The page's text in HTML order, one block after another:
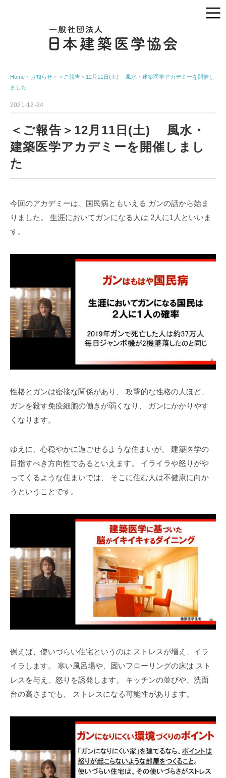
Home › お知らせ ›
＜ご報告＞12月11日(土) 風水・建築医学アカデミーを開催し
ました
2021-12-24
＜ご報告＞12月11日(土) 風水・
建築医学アカデミーを開催しまし
た
今回のアカデミーは、国民病ともいえる ガンの話から始ま
りました。
生涯においてガンになる人は 2人に1人といいま
す。
性格とガンは密接な関係があり、
攻撃的な性格の人ほど、
ガンを殺す免疫細胞の働きが弱くなり、
ガンにかかりやす
くなります。
ゆえに、心穏やかに過ごせるような住まいが、
建築医学の
目指すべき方向性であるといえます。
イライラや怒りがや
ってくるような住まいでは、
そこに住む人は不健康に向か
うということです。
例えば、使いづらい住宅というのは ストレスが増え、イラ
イラします。
寒い風呂場や、固いフローリングの床は スト
レスを与え、怒りを誘発します。
キッチンの並びや、洗面
台の高さまでも、
ストレスになる可能性があります。